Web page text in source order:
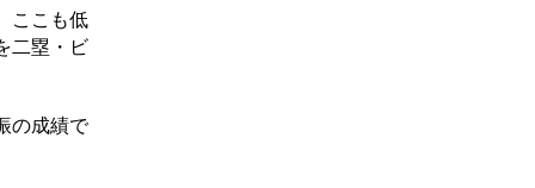
ここも低
二塁・ビ
の成績で